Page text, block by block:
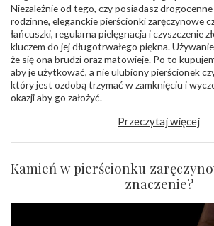
Niezależnie od tego, czy posiadasz
rodzinne, eleganckie pierścionki zaręczynowe
łańcuszki, regularna pielęgnacja i czyszczenie
kluczem do jej długotrwałego piękna.
że się ona brudzi oraz matowieje. Po to
aby je użytkować, a nie ulubiony pierścionek
który jest ozdobą trzymać w zamknięciu i
okazji aby go założyć.
Przeczytaj więcej
Kamień w pierścionku
znaczenie?